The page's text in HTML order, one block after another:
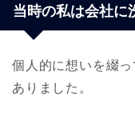
当時の私は会社に
個人的に想いを綴
ありました。